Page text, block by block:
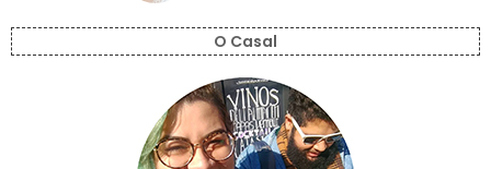
O Casal